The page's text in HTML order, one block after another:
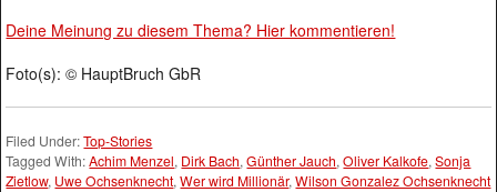
Deine Meinung zu diesem Thema? Hier kommentieren!
Foto(s): © HauptBruch GbR
Filed Under:Top-Stories
Tagged With:Achim Menzel, Dirk Bach,Günther Jauch,Oliver Kalkofe,Sonja
Zietlow, Uwe Ochsenknecht,Wer wird Millionär,Wilson Gonzalez Ochsenknecht